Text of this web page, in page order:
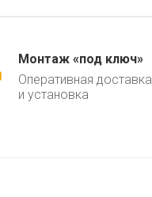
Монтаж «под ключ»
Оперативная доставка
и установка